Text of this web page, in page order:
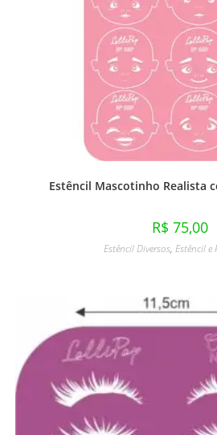
Estêncil Mascotinho Realista
R$ 75,00
Estêncil Diversos, Estêncil e